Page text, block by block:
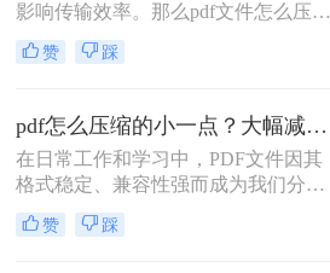
影响传输效率。那么pdf文件怎么压缩
大小呢？本文将系统介绍5种主流压
缩方法，助你精准平衡文件体积与质
赞 踩
pdf怎么压缩的小一点？大幅减小文件体积的有效方法全解析！
在日常工作和学习中，PDF文件因其
格式稳定、兼容性强而成为我们分享
文档、报告和资料的首选格式。然
而，随之而来的问题也显而易见：过
赞 踩